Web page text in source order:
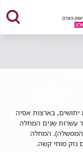
יתושים, בארצות אסיה
עשרות שנים המחלה
הממשלה). המחלה
נזק מוחי קשה.